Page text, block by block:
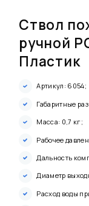
Ствол
ручной
Пластик
Артикул: 6054;
Габаритные
Масса: 0,7 кг;
Рабочее
Дальность
Диаметр
Расход воды